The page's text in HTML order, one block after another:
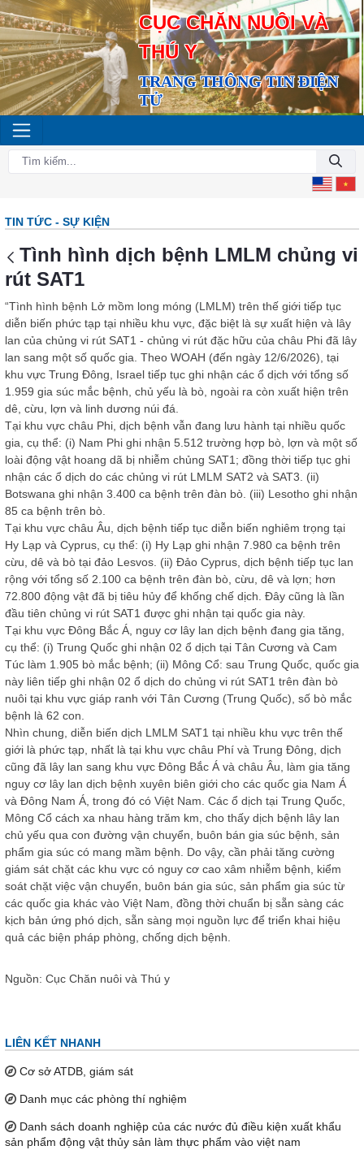
CỤC CHĂN NUÔI VÀ
THÚ Y
TRANG THÔNG TIN ĐIỆN
TỬ
TIN TỨC - SỰ KIỆN
Tình hình dịch bệnh LMLM chủng vi
rút SAT1
“Tình hình bệnh Lở mồm long móng (LMLM) trên thế giới tiếp tục
diễn biến phức tạp tại nhiều khu vực, đặc biệt là sự xuất hiện và lây
lan của chủng vi rút SAT1 - chủng vi rút đặc hữu của châu Phi đã lây
lan sang một số quốc gia. Theo WOAH (đến ngày 12/6/2026), tại
khu vực Trung Đông, Israel tiếp tục ghi nhận các ổ dịch với tổng số
1.959 gia súc mắc bệnh, chủ yếu là bò, ngoài ra còn xuất hiện trên
dê, cừu, lợn và linh dương núi đá.
Tại khu vực châu Phi, dịch bệnh vẫn đang lưu hành tại nhiều quốc
gia, cụ thể: (i) Nam Phi ghi nhận 5.512 trường hợp bò, lợn và một số
loài động vật hoang dã bị nhiễm chủng SAT1; đồng thời tiếp tục ghi
nhận các ổ dịch do các chủng vi rút LMLM SAT2 và SAT3. (ii)
Botswana ghi nhận 3.400 ca bệnh trên đàn bò. (iii) Lesotho ghi nhận
85 ca bệnh trên bò.
Tại khu vực châu Âu, dịch bệnh tiếp tục diễn biến nghiêm trọng tại
Hy Lạp và Cyprus, cụ thể: (i) Hy Lạp ghi nhận 7.980 ca bệnh trên
cừu, dê và bò tại đảo Lesvos. (ii) Đảo Cyprus, dịch bệnh tiếp tục lan
rộng với tổng số 2.100 ca bệnh trên đàn bò, cừu, dê và lợn; hơn
72.800 động vật đã bị tiêu hủy để khống chế dịch. Đây cũng là lần
đầu tiên chủng vi rút SAT1 được ghi nhận tại quốc gia này.
Tại khu vực Đông Bắc Á, nguy cơ lây lan dịch bệnh đang gia tăng,
cụ thể: (i) Trung Quốc ghi nhận 02 ổ dịch tại Tân Cương và Cam
Túc làm 1.905 bò mắc bệnh; (ii) Mông Cổ: sau Trung Quốc, quốc gia
này liên tiếp ghi nhận 02 ổ dịch do chủng vi rút SAT1 trên đàn bò
nuôi tại khu vực giáp ranh với Tân Cương (Trung Quốc), số bò mắc
bệnh là 62 con.
Nhìn chung, diễn biến dịch LMLM SAT1 tại nhiều khu vực trên thế
giới là phức tạp, nhất là tại khu vực châu Phí và Trung Đông, dịch
cũng đã lây lan sang khu vực Đông Bắc Á và châu Âu, làm gia tăng
nguy cơ lây lan dịch bệnh xuyên biên giới cho các quốc gia Nam Á
và Đông Nam Á, trong đó có Việt Nam. Các ổ dịch tại Trung Quốc,
Mông Cổ cách xa nhau hàng trăm km, cho thấy dịch bệnh lây lan
chủ yếu qua con đường vận chuyển, buôn bán gia súc bệnh, sản
phẩm gia súc có mang mầm bệnh. Do vậy, cần phải tăng cường
giám sát chặt các khu vực có nguy cơ cao xâm nhiễm bệnh, kiểm
soát chặt việc vận chuyển, buôn bán gia súc, sản phẩm gia súc từ
các quốc gia khác vào Việt Nam, đồng thời chuẩn bị sẵn sàng các
kịch bản ứng phó dịch, sẵn sàng mọi nguồn lực để triển khai hiệu
quả các biện pháp phòng, chống dịch bệnh.
Nguồn: Cục Chăn nuôi và Thú y
LIÊN KẾT NHANH
Cơ sở ATDB, giám sát
Danh mục các phòng thí nghiệm
Danh sách doanh nghiệp của các nước đủ điều kiện xuất khẩu
sản phẩm động vật thủy sản làm thực phẩm vào việt nam